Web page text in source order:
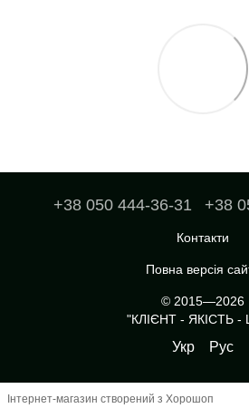
+38 050 444-36-31 +38
Контакти
Повна версія
© 2015—2026
"КЛІЄНТ - ЯКІСТЬ -
Укр Рус
Інтернет-магазин створений з Хорошоп